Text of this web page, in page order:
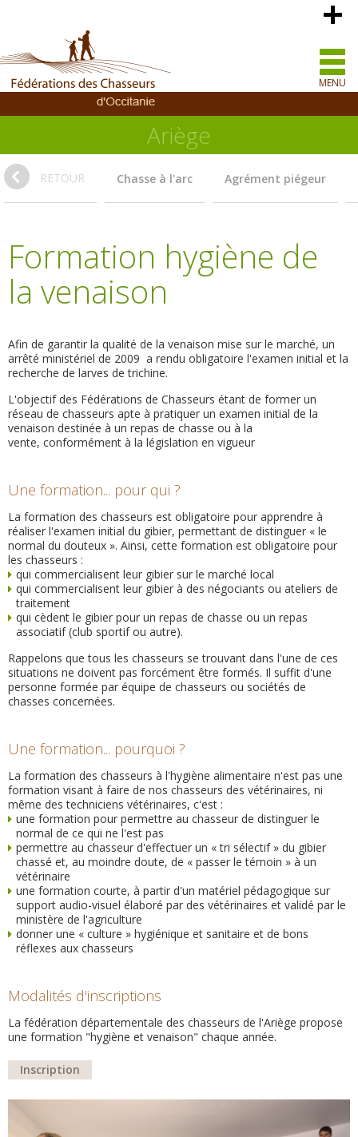
MENU
Ariège
RETOUR Chasse à l'arc Agrément piégeur
Formation hygiène de
la venaison
Afin de garantir la qualité de la venaison mise sur le marché, un
arrêté ministériel de 2009 a rendu obligatoire l'examen initial et la
recherche de larves de trichine.
L'objectif des Fédérations de Chasseurs étant de former un
réseau de chasseurs apte à pratiquer un examen initial de la
venaison destinée à un repas de chasse ou à la
vente, conformément à la législation en vigueur
Une formation... pour qui ?
La formation des chasseurs est obligatoire pour apprendre à
réaliser l'examen initial du gibier, permettant de distinguer « le
normal du douteux ». Ainsi, cette formation est obligatoire pour
les chasseurs :
qui commercialisent leur gibier sur le marché local
qui commercialisent leur gibier à des négociants ou ateliers de
traitement
qui cèdent le gibier pour un repas de chasse ou un repas
associatif (club sportif ou autre).
Rappelons que tous les chasseurs se trouvant dans l'une de ces
situations ne doivent pas forcément être formés. Il suffit d'une
personne formée par équipe de chasseurs ou sociétés de
chasses concernées.
Une formation... pourquoi ?
La formation des chasseurs à l'hygiène alimentaire n'est pas une
formation visant à faire de nos chasseurs des vétérinaires, ni
même des techniciens vétérinaires, c'est :
une formation pour permettre au chasseur de distinguer le
normal de ce qui ne l'est pas
permettre au chasseur d'effectuer un « tri sélectif » du gibier
chassé et, au moindre doute, de « passer le témoin » à un
vétérinaire
une formation courte, à partir d'un matériel pédagogique sur
support audio-visuel élaboré par des vétérinaires et validé par le
ministère de l'agriculture
donner une « culture » hygiénique et sanitaire et de bons
réflexes aux chasseurs
Modalités d'inscriptions
La fédération départementale des chasseurs de l'Ariège propose
une formation "hygiène et venaison" chaque année.
Inscription